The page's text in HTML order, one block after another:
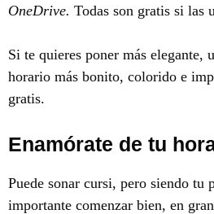
OneDrive. Todas son gratis si las
Si te quieres poner más elegante,
horario más bonito, colorido e
gratis.
Enamórate de tu
Puede sonar cursi, pero siendo tu
importante comenzar bien, en